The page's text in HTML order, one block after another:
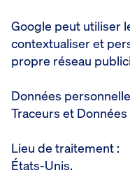
Google peut utiliser
contextualiser et
propre réseau
Données
Traceurs et
Lieu de traitement :
États-Unis.